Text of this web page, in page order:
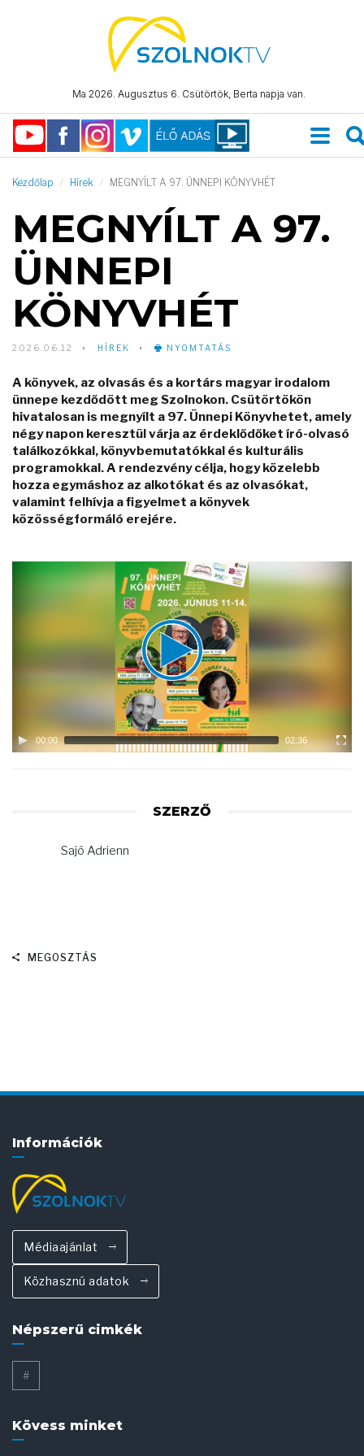
Ma 2026. Augusztus 6. Csütörtök, Berta napja van.
Kezdőlap Hírek MEGNYÍLT A 97. ÜNNEPI KÖNYVHÉT
MEGNYÍLT A 97.
ÜNNEPI
KÖNYVHÉT
2026.06.12 HÍREK NYOMTATÁS
A könyvek, az olvasás és a kortárs magyar irodalom
ünnepe kezdődött meg Szolnokon. Csütörtökön
hivatalosan is megnyílt a 97. Ünnepi Könyvhetet, amely
négy napon keresztül várja az érdeklődőket író-olvasó
találkozókkal, könyvbemutatókkal és kulturális
programokkal. A rendezvény célja, hogy közelebb
hozza egymáshoz az alkotókat és az olvasókat,
valamint felhívja a figyelmet a könyvek
közösségformáló erejére.
Video
00:00 02:36
SZERZŐ
Sajó Adrienn
MEGOSZTÁS
Információk
Médiaajánlat
Közhasznú adatok
Népszerű cimkék
#
Kövess minket